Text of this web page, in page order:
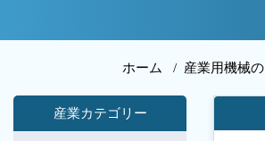
ホーム / 産業用機械の
産業カテゴリー